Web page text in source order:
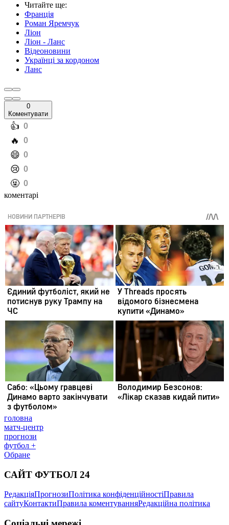
Читайте ще:
Франція
Роман Яремчук
Ліон
Ліон - Ланс
Відеоновини
Українці за кордоном
Ланс
0
Коментувати
️👍 0
️🔥 0
️😄 0
️😢 0
️🤬 0
коментарі
головна
матч-центр
прогнози
футбол +
Обране
САЙТ ФУТБОЛ 24
РедакціяПрогнозиПолітика конфіденційностіПравила
сайтуКонтактиПравила коментуванняРедакційна політика